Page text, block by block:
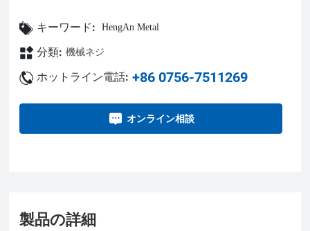
キーワード: HengAn Metal
分類: 機械ネジ
ホットライン電話: +86 0756-7511269
オンライン相談
製品の詳細